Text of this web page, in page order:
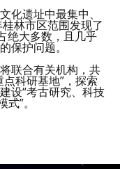
化遗址中最集中、
林市区范围发现了
绝大多数，且几乎
保护问题。
联合有关机构，共
科研基地”，探索
设“考古研究、科技
”。